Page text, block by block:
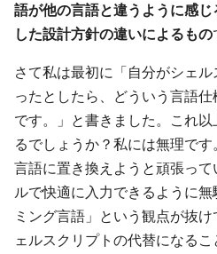
語が他の言語と違うように感
した設計方針の違いによるもの
さて私は最初に「自分がシェ
ったとしたら、どういう言語
です。」と書きました。これ
るでしょうか？私には無理で
言語に置き換えようと頑張っ
ルで快適に入力できるように
ミング言語」という観点が抜
ェルスクリプトの代替になる